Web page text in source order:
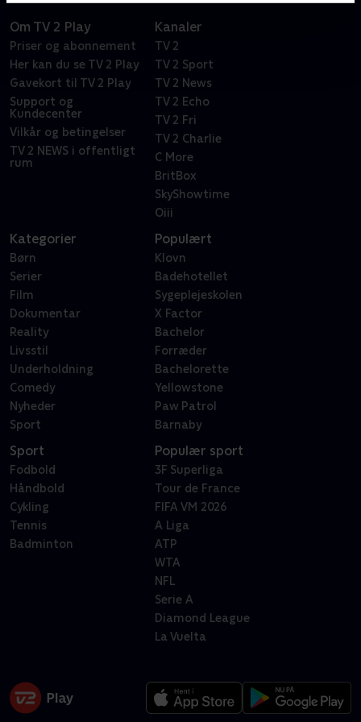
Om TV 2 Play
Priser og abonnement
Her kan du se TV 2 Play
Gavekort til TV 2 Play
Support og
Kundecenter
Vilkår og betingelser
TV 2 NEWS i offentligt
rum
Kanaler
TV 2
TV 2 Sport
TV 2 News
TV 2 Echo
TV 2 Fri
TV 2 Charlie
C More
BritBox
SkyShowtime
Oiii
Kategorier
Børn
Serier
Film
Dokumentar
Reality
Livsstil
Underholdning
Comedy
Nyheder
Sport
Populært
Klovn
Badehotellet
Sygeplejeskolen
X Factor
Bachelor
Forræder
Bachelorette
Yellowstone
Paw Patrol
Barnaby
Sport
Fodbold
Håndbold
Cykling
Tennis
Badminton
Populær sport
3F Superliga
Tour de France
FIFA VM 2026
A Liga
ATP
WTA
NFL
Serie A
Diamond League
La Vuelta